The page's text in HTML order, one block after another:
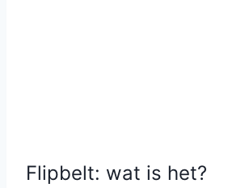
Flipbelt: wat is het?